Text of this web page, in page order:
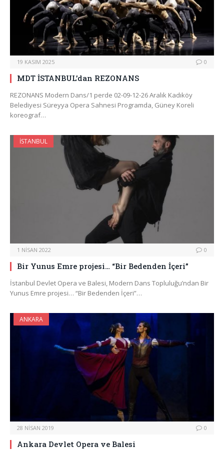
19 KASIM 2025 0
MDT İSTANBUL’dan REZONANS
REZONANS Modern Dans/1 perde 02-09-12-26 Aralık Kadıköy
Belediyesi Süreyya Opera Sahnesi Programda, Güney Koreli
koreograf…
İSTANBUL
1 NISAN 2022 0
Bir Yunus Emre projesi… “Bir Bedenden İçeri”
İstanbul Devlet Opera ve Balesi, Modern Dans Topluluğu’ndan Bir
Yunus Emre projesi… “Bir Bedenden İçeri”…
ANKARA
28 NISAN 2019 0
Ankara Devlet Opera ve Balesi